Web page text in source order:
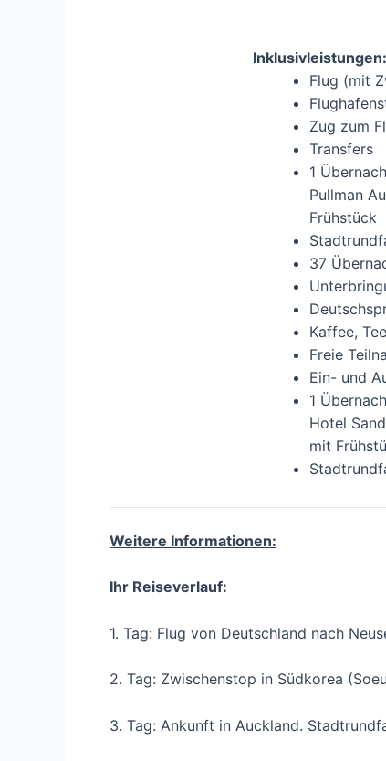
Inklusivleistungen:
Flug (mit
Zug zum
Transfers
1
Pullman
Frühstück
37
Kaffee,
Freie
Ein- und
1
Hotel
mit
Weitere Informationen:
Ihr Reiseverlauf:
1. Tag: Flug von Deutschland nach
2. Tag: Zwischenstop in Südkorea
3. Tag: Ankunft in Auckland.